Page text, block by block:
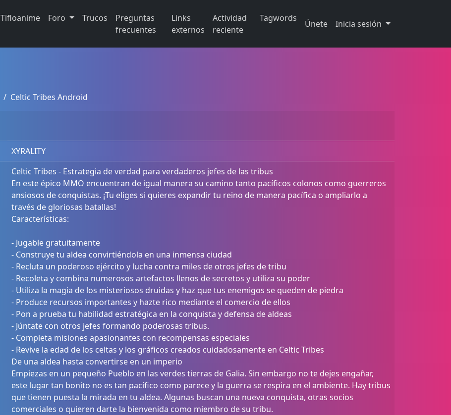
Tifloanime Foro Trucos
Preguntas
frecuentes
Links
externos
Actividad
reciente
Tagwords
Únete Inicia sesión
Celtic Tribes Android
XYRALITY
Celtic Tribes - Estrategia de verdad para verdaderos jefes de las tribus
En este épico MMO encuentran de igual manera su camino tanto pacíficos colonos como guerreros
ansiosos de conquistas. ¡Tu eliges si quieres expandir tu reino de manera pacífica o ampliarlo a
través de gloriosas batallas!
Características:
- Jugable gratuitamente
- Construye tu aldea convirtiéndola en una inmensa ciudad
- Recluta un poderoso ejército y lucha contra miles de otros jefes de tribu
- Recoleta y combina numerosos artefactos llenos de secretos y utiliza su poder
- Utiliza la magia de los misteriosos druidas y haz que tus enemigos se queden de piedra
- Produce recursos importantes y hazte rico mediante el comercio de ellos
- Pon a prueba tu habilidad estratégica en la conquista y defensa de aldeas
- Júntate con otros jefes formando poderosas tribus.
- Completa misiones apasionantes con recompensas especiales
- Revive la edad de los celtas y los gráficos creados cuidadosamente en Celtic Tribes
De una aldea hasta convertirse en un imperio
Empiezas en un pequeño Pueblo en las verdes tierras de Galia. Sin embargo no te dejes engañar,
este lugar tan bonito no es tan pacífico como parece y la guerra se respira en el ambiente. Hay tribus
que tienen puesta la mirada en tu aldea. Algunas buscan una nueva conquista, otras socios
comerciales o quieren darte la bienvenida como miembro de su tribu.